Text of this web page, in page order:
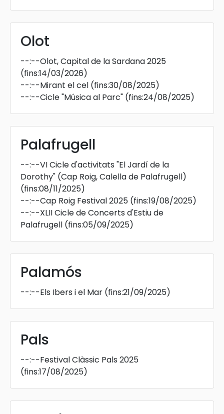
Olot
--:--Olot, Capital de la Sardana 2025
(fins:14/03/2026)
--:--Mirant el cel (fins:30/08/2025)
--:--Cicle "Música al Parc" (fins:24/08/2025)
Palafrugell
--:--VI Cicle d'activitats "El Jardí de la
Dorothy" (Cap Roig, Calella de Palafrugell)
(fins:08/11/2025)
--:--Cap Roig Festival 2025 (fins:19/08/2025)
--:--XLII Cicle de Concerts d'Estiu de
Palafrugell (fins:05/09/2025)
Palamós
--:--Els Ibers i el Mar (fins:21/09/2025)
Pals
--:--Festival Clàssic Pals 2025
(fins:17/08/2025)